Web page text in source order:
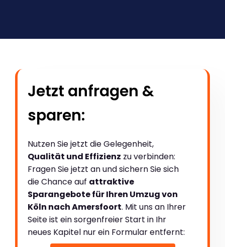
Jetzt anfragen &
sparen:
Nutzen Sie jetzt die Gelegenheit,
Qualität und Effizienz zu verbinden:
Fragen Sie jetzt an und sichern Sie sich
die Chance auf attraktive
Sparangebote für Ihren Umzug von
Köln nach Amersfoort. Mit uns an Ihrer
Seite ist ein sorgenfreier Start in Ihr
neues Kapitel nur ein Formular entfernt: